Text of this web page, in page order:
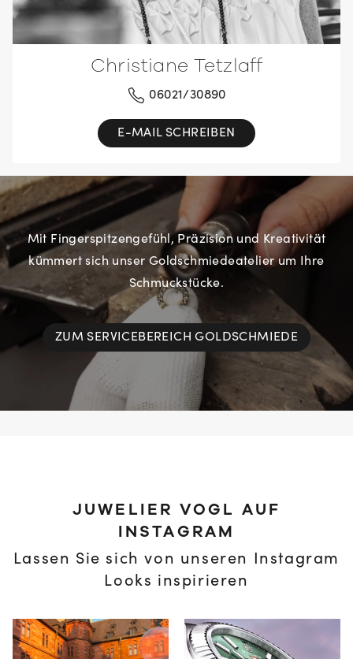
Christiane Tetzlaff
06021/30890
E-MAIL SCHREIBEN
Mit Fingerspitzengefühl, Präzision und Kreativität
kümmert sich unser Goldschmiedeatelier um Ihre
Schmuckstücke.
ZUM SERVICEBEREICH GOLDSCHMIEDE
JUWELIER VOGL AUF
INSTAGRAM
Lassen Sie sich von unseren Instagram
Looks inspirieren